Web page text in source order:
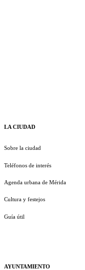
LA CIUDAD
Sobre la ciudad
Teléfonos de interés
Agenda urbana de Mérida
Cultura y festejos
Guía útil
AYUNTAMIENTO